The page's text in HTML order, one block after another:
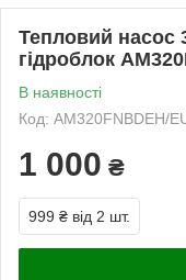
Тепловий насос
гідроблок
В наявності
Код: AM320FNBDEH/
1 000 ₴
999 ₴ від 2 шт.